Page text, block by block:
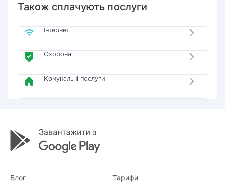
Також сплачують послуги
Інтернет
Охорона
Комунальні послуги
Блог Тарифи